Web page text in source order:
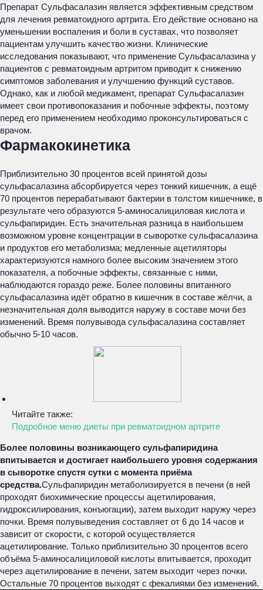
Препарат Сульфасалазин является эффективным средством
для лечения ревматоидного артрита. Его действие основано на
уменьшении воспаления и боли в суставах, что позволяет
пациентам улучшить качество жизни. Клинические
исследования показывают, что применение Сульфасалазина у
пациентов с ревматоидным артритом приводит к снижению
симптомов заболевания и улучшению функций суставов.
Однако, как и любой медикамент, препарат Сульфасалазин
имеет свои противопоказания и побочные эффекты, поэтому
перед его применением необходимо проконсультироваться с
врачом.
Фармакокинетика
Приблизительно 30 процентов всей принятой дозы
сульфасалазина абсорбируется через тонкий кишечник, а ещё
70 процентов перерабатывают бактерии в толстом кишечнике, в
результате чего образуются 5-аминосалициловая кислота и
сульфапиридин. Есть значительная разница в наибольшем
возможном уровне концентрации в сыворотке сульфасалазина
и продуктов его метаболизма; медленные ацетиляторы
характеризуются намного более высоким значением этого
показателя, а побочные эффекты, связанные с ними,
наблюдаются гораздо реже. Более половины впитанного
сульфасалазина идёт обратно в кишечник в составе жёлчи, а
незначительная доля выводится наружу в составе мочи без
изменений. Время полувывода сульфасалазина составляет
обычно 5-10 часов.
Читайте также:
Подробное меню диеты при ревматоидном артрите
Более половины возникающего сульфапиридина
впитывается и достигает наибольшего уровня содержания
в сыворотке спустя сутки с момента приёма
средства.Сульфапиридин метаболизируется в печени (в ней
проходят биохимические процессы ацетилирования,
гидроксилирования, конъюгации), затем выходит наружу через
почки. Время полувыведения составляет от 6 до 14 часов и
зависит от скорости, с которой осуществляется
ацетилирование. Только приблизительно 30 процентов всего
объёма 5-аминосалициловой кислоты впитывается, проходит
через ацетилирование в печени, затем выходит через почки.
Остальные 70 процентов выходят с фекалиями без изменений.